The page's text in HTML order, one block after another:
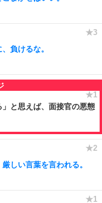
負けるな。
」と思えば、面接官の悪態
しい言葉を言われる。